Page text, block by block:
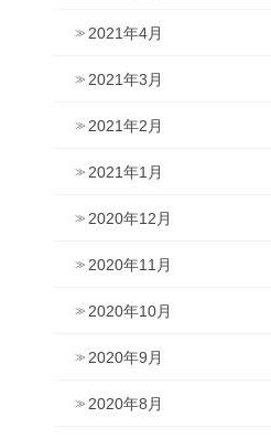
2021年4月
2021年3月
2021年2月
2021年1月
2020年12月
2020年11月
2020年10月
2020年9月
2020年8月